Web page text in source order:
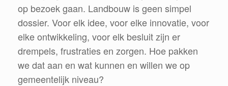
op bezoek gaan. Landbouw is geen simpel
dossier. Voor elk idee, voor elke innovatie, voor
elke ontwikkeling, voor elk besluit zijn er
drempels, frustraties en zorgen. Hoe pakken
we dat aan en wat kunnen en willen we op
gemeentelijk niveau?